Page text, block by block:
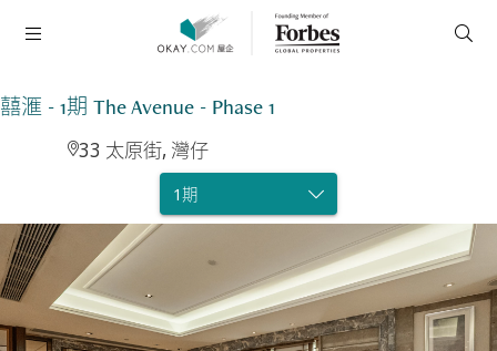
囍滙 - 1期 The Avenue - Phase 1
33 太原街, 灣仔
1期